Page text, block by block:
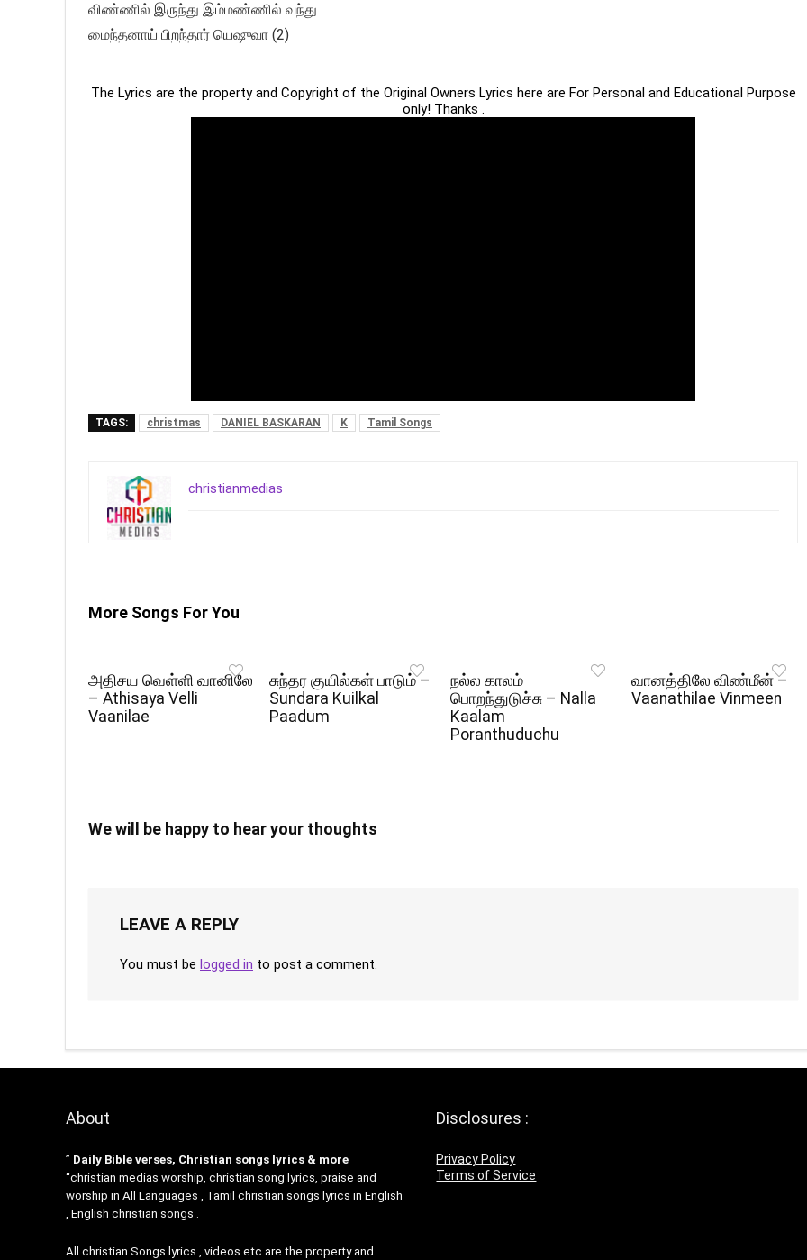
விண்ணில் இருந்து இம்மண்ணில் வந்து
மைந்தனாய் பிறந்தார் யெஷுவா (2)
The Lyrics are the property and Copyright of the Original Owners Lyrics here are For Personal and Educational Purpose
only! Thanks .
TAGS: christmas DANIEL BASKARAN K Tamil Songs
christianmedias
More Songs For You
அதிசய வெள்ளி வானிலே
– Athisaya Velli
Vaanilae
சுந்தர குயில்கள் பாடும் –
Sundara Kuilkal
Paadum
நல்ல காலம்
பொறந்துடுச்சு – Nalla
Kaalam
Poranthuduchu
வானத்திலே விண்மீன் –
Vaanathilae Vinmeen
We will be happy to hear your thoughts
LEAVE A REPLY
You must be logged in to post a comment.
About
” Daily Bible verses, Christian songs lyrics & more
“christian medias worship, christian song lyrics, praise and
worship in All Languages , Tamil christian songs lyrics in English
, English christian songs .
All christian Songs lyrics , videos etc are the property and
Disclosures :
Privacy Policy
Terms of Service